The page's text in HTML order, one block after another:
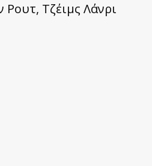
Τζέιμς Λάνρι